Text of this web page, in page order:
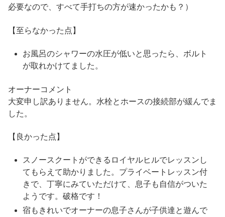
必要なので、すべて手打ちの方が速かったかも？）
【至らなかった点】
お風呂のシャワーの水圧が低いと思ったら、ボルト
が取れかけてました。
オーナーコメント
大変申し訳ありません。水栓とホースの接続部が緩んでま
した。
【良かった点】
スノースクートができるロイヤルヒルでレッスンし
てもらえて助かりました。プライベートレッスン付
きで、丁寧にみていただけて、息子も自信がついた
ようです。破格です！
宿もきれいでオーナーの息子さんが子供達と遊んで